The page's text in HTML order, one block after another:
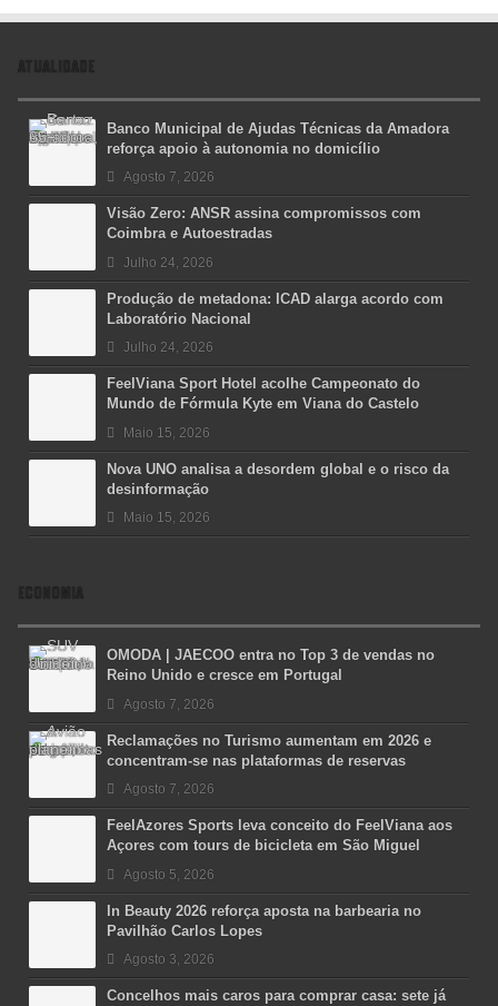
ATUALIDADE
Banco Municipal de Ajudas Técnicas da Amadora
reforça apoio à autonomia no domicílio
Agosto 7, 2026
Visão Zero: ANSR assina compromissos com
Coimbra e Autoestradas
Julho 24, 2026
Produção de metadona: ICAD alarga acordo com
Laboratório Nacional
Julho 24, 2026
FeelViana Sport Hotel acolhe Campeonato do
Mundo de Fórmula Kyte em Viana do Castelo
Maio 15, 2026
Nova UNO analisa a desordem global e o risco da
desinformação
Maio 15, 2026
ECONOMIA
OMODA | JAECOO entra no Top 3 de vendas no
Reino Unido e cresce em Portugal
Agosto 7, 2026
Reclamações no Turismo aumentam em 2026 e
concentram-se nas plataformas de reservas
Agosto 7, 2026
FeelAzores Sports leva conceito do FeelViana aos
Açores com tours de bicicleta em São Miguel
Agosto 5, 2026
In Beauty 2026 reforça aposta na barbearia no
Pavilhão Carlos Lopes
Agosto 3, 2026
Concelhos mais caros para comprar casa: sete já